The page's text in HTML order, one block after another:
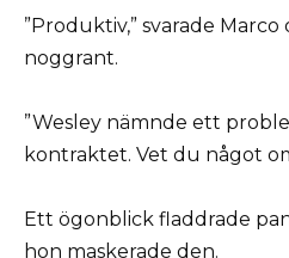
”Produktiv,” svarade
noggrant.
”Wesley nämnde ett
kontraktet. Vet du något
Ett ögonblick fladdrade
hon maskerade den.